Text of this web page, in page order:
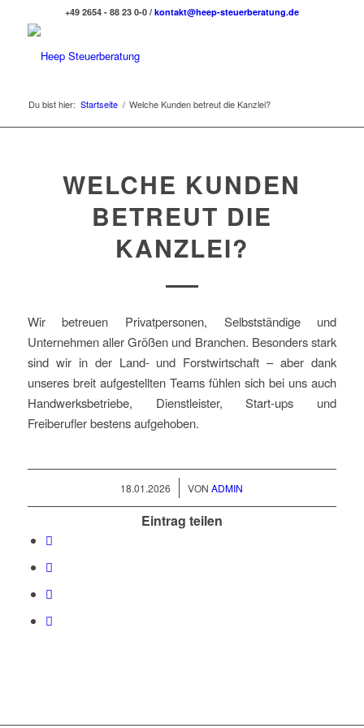
+49 2654 - 88 23 0-0 / kontakt@heep-steuerberatung.de
Du bist hier: Startseite / Welche Kunden betreut die Kanzlei?
WELCHE KUNDEN
BETREUT DIE
KANZLEI?
Wir betreuen Privatpersonen, Selbstständige und
Unternehmen aller Größen und Branchen. Besonders stark
sind wir in der Land- und Forstwirtschaft – aber dank
unseres breit aufgestellten Teams fühlen sich bei uns auch
Handwerksbetriebe, Dienstleister, Start-ups und
Freiberufler bestens aufgehoben.
18.01.2026
/ VONADMIN
Eintrag teilen